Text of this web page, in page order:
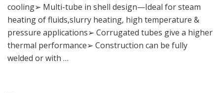
cooling➢ Multi-tube in shell design—Ideal for steam
heating of fluids,slurry heating, high temperature &
pressure applications➢ Corrugated tubes give a higher
thermal performance➢ Construction can be fully
welded or with …